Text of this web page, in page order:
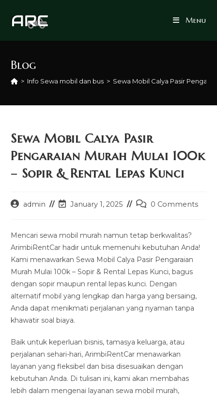
Menu
Blog
> Info Sewa mobil dan bus > Sewa Mobil Calya Pasir
Sewa Mobil Calya Pasir
Pengaraian Murah Mulai 100k
– Sopir & Rental Lepas Kunci
Postadmin
PostJanuary 1, 2025
Post0 Comments
Mencari sewa mobil murah namun tetap berkwalitas?
ArimbiRentCar hadir untuk memenuhi kebutuhan Anda!
Kami menawarkan Sewa Mobil Calya Pasir Pengaraian
Murah Mulai 100k – Sopir & Rental Lepas Kunci, bagus
dengan sopir maupun rental lepas kunci. Dengan
alternatif mobil yang lengkap dan harga yang bersaing,
Anda dapat menikmati perjalanan yang nyaman tanpa
khawatir soal biaya.
Baik untuk keperluan bisnis, tamasya keluarga, atau
perjalanan sehari-hari, ArimbiRentCar menawarkan
layanan yang fleksibel dan bisa disesuaikan dengan
kebutuhan Anda. Di tulisan ini, kami akan membahas
lebih dalam mengenai layanan sewa mobil murah,